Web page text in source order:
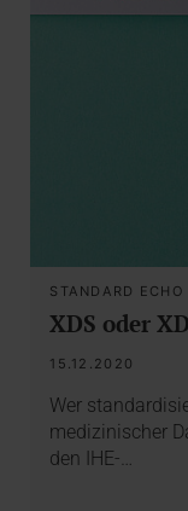
STANDARD ECHO
XDS oder
15.12.2020
Wer
medizinischer
den IHE-…